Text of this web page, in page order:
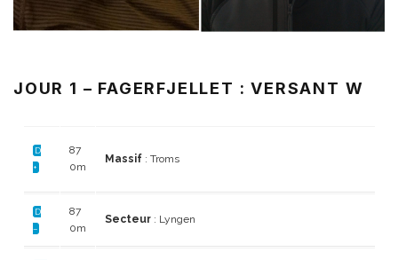
JOUR 1 – FAGERFJELLET : VERSANT W
D
+
87
0m
Massif: Troms
D
–
87
0m
Secteur: Lyngen